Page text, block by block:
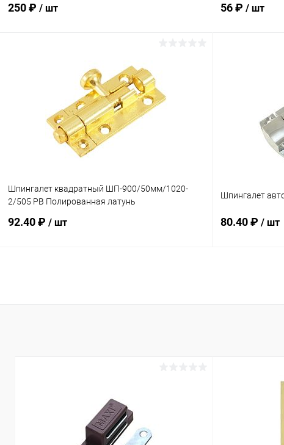
250 ₽ / шт
Сравнение
В избранное В наличии
56 ₽ / шт
В избранное
Шпингалет квадратный ШП-900/50мм/1020-
2/505 PB Полированная латунь
92.40 ₽ / шт
Купить в 1 клик Сравнение
Шпингалет
80.40 ₽ / шт
Купить в 1